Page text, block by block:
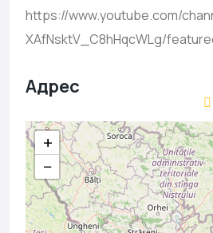
https://www.youtube.com/
XAfNsktV_C8hHqcWLg/
Адрес
+
−